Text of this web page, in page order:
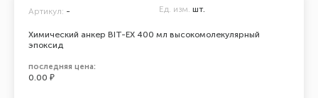
Химический анкер BIT-EX 400 мл высокомолекулярный
эпоксид
Артикул: - Ед. изм. шт.
последняя цена:
0.00 ₽